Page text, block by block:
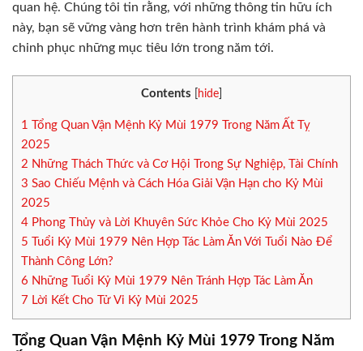
quan hệ. Chúng tôi tin rằng, với những thông tin hữu ích
này, bạn sẽ vững vàng hơn trên hành trình khám phá và
chinh phục những mục tiêu lớn trong năm tới.
Contents hide
1
Tổng Quan Vận Mệnh Kỷ Mùi 1979 Trong Năm Ất Tỵ
2025
2 Những Thách Thức và Cơ Hội Trong Sự Nghiệp, Tài Chính
3 Sao Chiếu Mệnh và Cách Hóa Giải Vận Hạn cho Kỷ Mùi
2025
4 Phong Thủy và Lời Khuyên Sức Khỏe Cho Kỷ Mùi 2025
5 Tuổi Kỷ Mùi 1979 Nên Hợp Tác Làm Ăn Với Tuổi Nào Để
Thành Công Lớn?
6 Những Tuổi Kỷ Mùi 1979 Nên Tránh Hợp Tác Làm Ăn
7 Lời Kết Cho Tử Vi Kỷ Mùi 2025
Tổng Quan Vận Mệnh Kỷ Mùi 1979 Trong Năm